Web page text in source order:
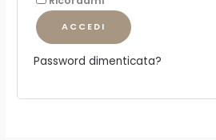
ACCEDI
Password dimenticata?